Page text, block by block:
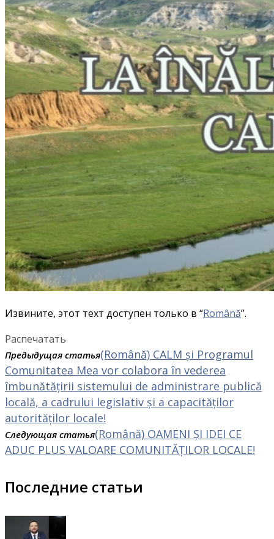
Извините, этот техт доступен только в “Română”.
Распечатать
Предыдущая статья(Română) CALM și Programul
Comunitatea Mea vor colabora în vederea
îmbunătățirii sistemului de administrare publică
locală, a cadrului legislativ și a capacităților
autorităților locale!
Следующая статья(Română) OAMENI ȘI IDEI CE
ADUC PLUS VALOARE COMUNITĂȚILOR LOCALE!
Последние статьи